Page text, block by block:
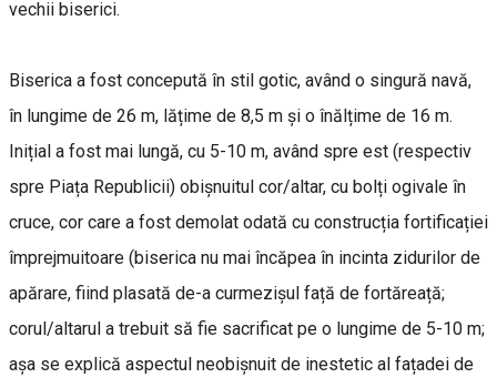
vechii biserici.
Biserica a fost concepută în stil gotic, având o singură navă,
în lungime de 26 m, lățime de 8,5 m și o înălțime de 16 m.
Inițial a fost mai lungă, cu 5-10 m, având spre est (respectiv
spre Piața Republicii) obișnuitul cor/altar, cu bolți ogivale în
cruce, cor care a fost demolat odată cu construcția fortificației
împrejmuitoare (biserica nu mai încăpea în incinta zidurilor de
apărare, fiind plasată de-a curmezișul față de fortăreață;
corul/altarul a trebuit să fie sacrificat pe o lungime de 5-10 m;
așa se explică aspectul neobișnuit de inestetic al fațadei de